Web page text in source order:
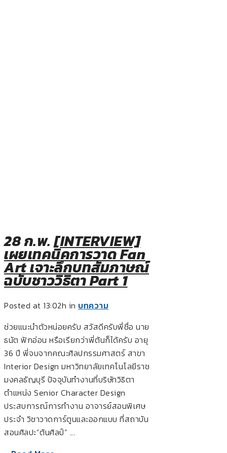
28 ก.พ. [INTERVIEW]
เผยเทคนิคการวาด Fan
Art เจาะลึกบทสัมภาษณ์
ฉบับชาววิธิตา Part 1
Posted at 13:02h in บทความ
ช่วยแนะนำตัวหน่อยครับ สวัสดีครับพี่ชื่อ นาย
ธนัต ฟักอ่อน หรือเรียกว่าพี่ต้นก็ได้ครับ อายุ
36 ปี พี่จบจากคณะศิลปกรรมศาสตร์ สาขา
Interior Design มหาวิทยาลัยเทคโนโลยีราช
มงคลธัญบุรี ปัจจุบันทำงานที่บริษัทวิธิตา
ตำแหน่ง Senior Character Design
ประสบการณ์การทำงาน อาจารย์สอนพิเศษ
ประจำ วิชาวาดการ์ตูนและออกแบบ ที่สถาบัน
สอนศิลปะ”ต้นศิลป์” ...